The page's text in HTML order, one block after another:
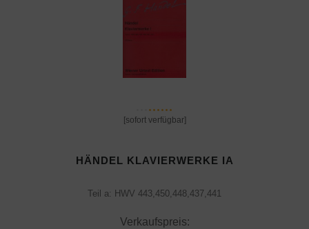
[sofort verfügbar]
HÄNDEL KLAVIERWERKE IA
Teil a: HWV 443,450,448,437,441
Verkaufspreis: